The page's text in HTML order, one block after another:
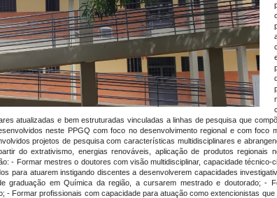
atualizadas e bem estruturadas vinculadas a linhas de pesquisa que
neste PPGQ com foco no desenvolvimento regional e com foco
projetos de pesquisa com características multidisciplinares e
do extrativismo, energias renováveis, aplicação de produtos
- Formar mestres o doutores com visão multidisciplinar, capacidade
para atuarem instigando discentes a desenvolverem capacidades
graduação em Química da região, a cursarem mestrado e doutorado; -
- Formar profissionais com capacidade para atuação como extencionistas